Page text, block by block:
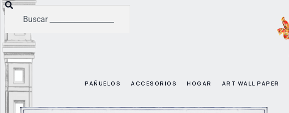
PAÑUELOS ACCESORIOS HOGAR ART WALL PAPER